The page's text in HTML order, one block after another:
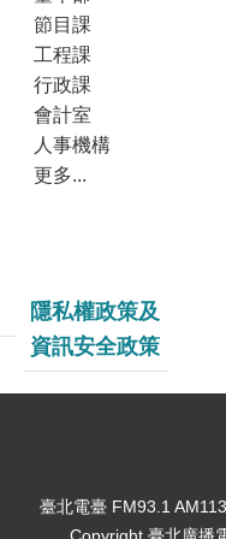
節目課
工程課
行政課
會計室
人事機構
更多...
隱私權政策及
資訊安全政策
臺北電臺 FM93.1
Copyright 臺北廣播